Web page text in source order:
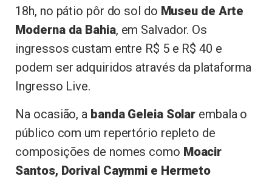
18h, no pátio pôr do sol do Museu de Arte
Moderna da Bahia, em Salvador. Os
ingressos custam entre R$ 5 e R$ 40 e
podem ser adquiridos através da plataforma
Ingresso Live.
Na ocasião, a banda Geleia Solar embala o
público com um repertório repleto de
composições de nomes como Moacir
Santos, Dorival Caymmi e Hermeto